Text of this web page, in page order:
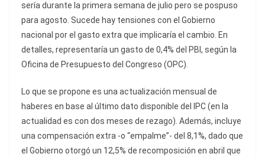
sería durante la primera semana de julio pero se pospuso
para agosto. Sucede hay tensiones con el Gobierno
nacional por el gasto extra que implicaría el cambio. En
detalles, representaría un gasto de 0,4% del PBI, según la
Oficina de Presupuesto del Congreso (OPC).
Lo que se propone es una actualización mensual de
haberes en base al último dato disponible del IPC (en la
actualidad es con dos meses de rezago). Además, incluye
una compensación extra -o “empalme”- del 8,1%, dado que
el Gobierno otorgó un 12,5% de recomposición en abril que